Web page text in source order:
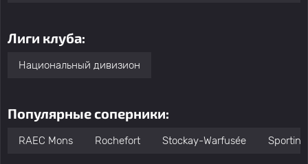
Лиги клуба:
Национальный дивизион
Популярные соперники:
RAEC Mons Rochefort Stockay-Warfusée